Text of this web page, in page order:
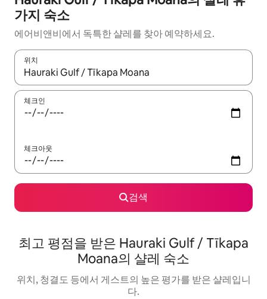
가지 숙소
에어비앤비에서 독특한 샬레를 찾아 예약하세요.
위치
결과가 나오면 위·아래 화살표 키를 사용하거나 터치 또는 스와이
체크인
체크아웃
검색
최고 평점을 받은 Hauraki Gulf / Tīkapa
Moana의 샬레 숙소
위치, 청결도 등에서 게스트의 높은 평가를 받은 샬레입니
다.